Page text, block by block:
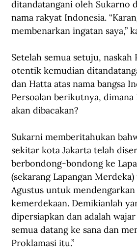
ditandatangani oleh Sukarno
nama rakyat Indonesia.
membenarkan ingatan saya,”
Setelah semua setuju, naskah
otentik kemudian
dan Hatta atas nama bangsa
Persoalan berikutnya,
akan dibacakan?
Sukarni memberitahukan
sekitar kota Jakarta telah
berbondong-bondong ke
(sekarang Lapangan Merdeka)
Agustus untuk
kemerdekaan. Demikianlah
dipersiapkan dan adalah
semua datang ke sana dan
Proklamasi itu.”